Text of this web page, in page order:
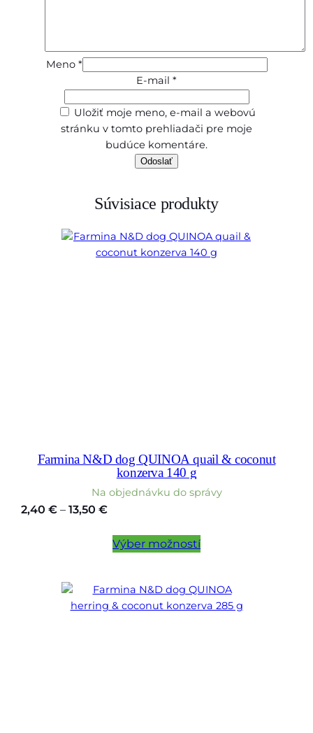
Meno *
E-mail *
Uložiť moje meno, e-mail a webovú
stránku v tomto prehliadači pre moje
budúce komentáre.
Súvisiace produkty
Farmina N&D dog QUINOA quail & coconut
konzerva 140 g
Na objednávku do správy
2,40 € – 13,50 €Price
2,40 €
Výber možností